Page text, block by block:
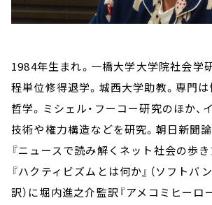
1984年生まれ。一橋大学大学院社会学
程単位修得退学。城西大学助教。専門は
哲学。ミシェル・フーコー研究のほか、
技術や権力構造などを研究。朝日新聞
『ニュースで読み解くネット社会の歩き
『ハクティビズムとは何か』（ソフトバ
訳）に堀内進之介監訳『アメコミヒーロ